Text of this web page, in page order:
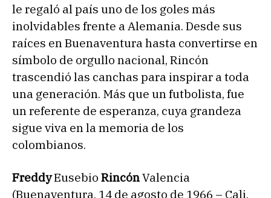
le regaló al país uno de los goles más
inolvidables frente a Alemania. Desde sus
raíces en Buenaventura hasta convertirse en
símbolo de orgullo nacional, Rincón
trascendió las canchas para inspirar a toda
una generación. Más que un futbolista, fue
un referente de esperanza, cuya grandeza
sigue viva en la memoria de los
colombianos.
FreddyEusebio RincónValencia
(Buenaventura, 14 de agosto de 1966 – Cali,